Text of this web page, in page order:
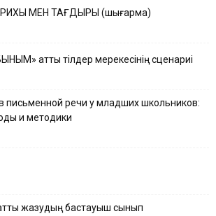
МЕН ТАҒДЫРЫ (шығарма)
атты тілдер мерекесінің сценариі
письменной речи у младших школьников:
и методики
жазудың бастауыш сынып